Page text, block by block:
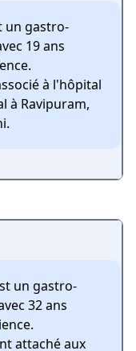
un gastro-
19 ans
à l'hôpital
à Ravipuram,
un gastro-
32 ans
attaché aux